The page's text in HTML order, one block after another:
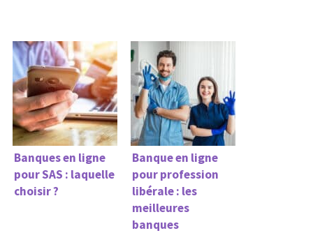
Banques en ligne
pour SAS : laquelle
choisir ?
Banque en ligne
pour profession
libérale : les
meilleures
banques